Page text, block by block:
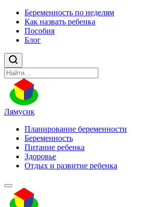
Беременность по неделям
Как назвать ребенка
Пособия
Блог
Лямусик
Планирование беременности
Беременность
Питание ребенка
Здоровье
Отдых и развитие ребенка